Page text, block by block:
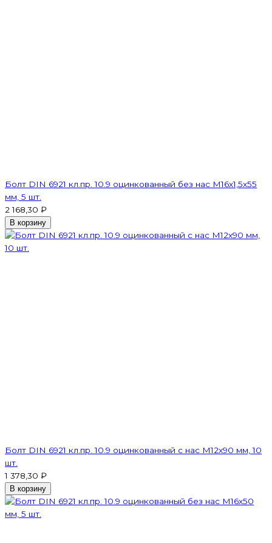
Болт DIN 6921 кл.пр. 10.9 оцинкованный без нас М16х1,5х55
мм, 5 шт.
2 168,30 ₽
В корзину
Болт DIN 6921 кл.пр. 10.9 оцинкованный с нас М12х90 мм, 10
шт.
1 378,30 ₽
В корзину